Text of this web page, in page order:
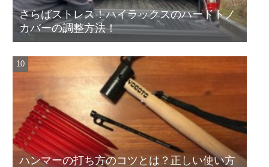
さらばストレス！ハイラックスのハードトノ
カバーの調整方法！
ハンマーの打ち方のコツとは？正しい使い方